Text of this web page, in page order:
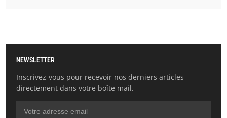
NEWSLETTER
Inscrivez-vous pour recevoir nos derniers articles
directement dans votre boîte mail.